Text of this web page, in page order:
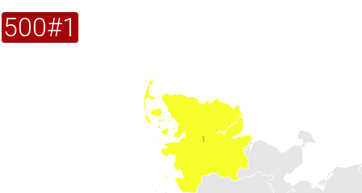
500#1
1